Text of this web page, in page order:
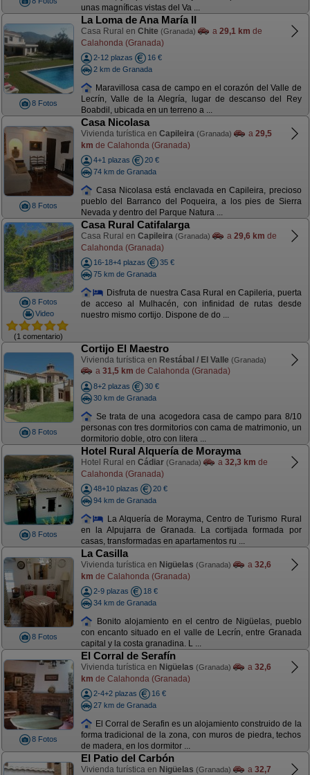
unas magníficas vistas del Va ...
8 Fotos
La Loma de Ana María II
Casa Rural en Chite (Granada) a 29,1 km de
Calahonda (Granada)
2-12 plazas
16 €
2 km de Granada
Maravillosa casa de campo en el corazón del Valle de
Lecrín, Valle de la Alegría, lugar de descanso del Rey
Boabdil, ubicada en un terreno a ...
8 Fotos
Casa Nicolasa
Vivienda turística en Capileira (Granada) a 29,5
km de Calahonda (Granada)
4+1 plazas
20 €
74 km de Granada
Casa Nicolasa está enclavada en Capileira, precioso
pueblo del Barranco del Poqueira, a los pies de Sierra
Nevada y dentro del Parque Natura ...
8 Fotos
Video
(1 comentario)
Casa Rural Catifalarga
Casa Rural en Capileira (Granada) a 29,6 km de
Calahonda (Granada)
16-18+4 plazas
35 €
75 km de Granada
Disfruta de nuestra Casa Rural en Capileria, puerta
de acceso al Mulhacén, con infinidad de rutas desde
nuestro mismo cortijo. Dispone de do ...
8 Fotos
Cortijo El Maestro
Vivienda turística en Restábal / El Valle (Granada)
a 31,5 km de Calahonda (Granada)
8+2 plazas
30 €
30 km de Granada
Se trata de una acogedora casa de campo para 8/10
personas con tres dormitorios con cama de matrimonio, un
dormitorio doble, otro con litera ...
8 Fotos
Hotel Rural Alquería de Morayma
Hotel Rural en Cádiar (Granada) a 32,3 km de
Calahonda (Granada)
48+10 plazas
20 €
94 km de Granada
La Alquería de Morayma, Centro de Turismo Rural
en la Alpujarra de Granada. La cortijada formada por
casas, transformadas en apartamentos ru ...
8 Fotos
La Casilla
Vivienda turística en Nigüelas (Granada) a 32,6
km de Calahonda (Granada)
2-9 plazas
18 €
34 km de Granada
Bonito alojamiento en el centro de Nigüelas, pueblo
con encanto situado en el valle de Lecrín, entre Granada
capital y la costa granadina. L ...
8 Fotos
El Corral de Serafín
Vivienda turística en Nigüelas (Granada) a 32,6
km de Calahonda (Granada)
2-4+2 plazas
16 €
27 km de Granada
El Corral de Serafin es un alojamiento construido de la
forma tradicional de la zona, con muros de piedra, techos
de madera, en los dormitor ...
El Patio del Carbón
Vivienda turística en Nigüelas (Granada) a 32,7